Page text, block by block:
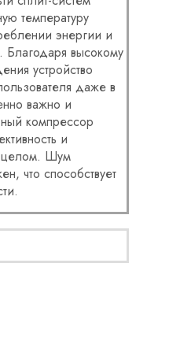
температуру
энергии и
Благодаря высокому
устройство
даже в
важно и
компрессор
и
целом. Шум
что способствует